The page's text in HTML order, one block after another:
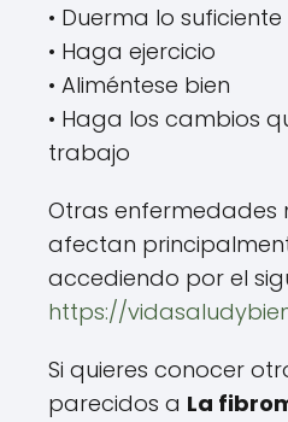
• Duerma lo suficiente
• Haga ejercicio
• Aliméntese bien
• Haga los cambios
trabajo
Otras enfermedades
afectan
accediendo por el
https://
Si quieres conocer
parecidos a La